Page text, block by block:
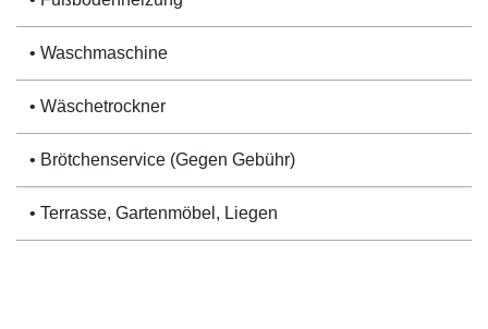
• Waschmaschine
• Wäschetrockner
• Brötchenservice (Gegen Gebühr)
• Terrasse, Gartenmöbel, Liegen